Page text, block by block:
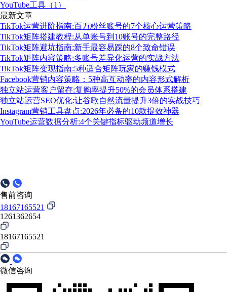
YouTube工具（1）
最新文章
TikTok运营进阶指南:百万粉丝账号的7个核心运营策略
TikTok矩阵搭建教程:从单账号到10账号的完整路径
TikTok矩阵避坑指南:新手最容易踩的8个致命错误
TikTok矩阵内容策略:多账号差异化运营的实战方法
TikTok矩阵变现指南:5种适合矩阵玩家的赚钱模式
Facebook营销内容策略：5种高互动率的内容形式解析
独立站运营客户留存:复购率提升50%的会员体系搭建
独立站运营SEO优化:让谷歌自然流量提升3倍的实战技巧
Instagram营销工具盘点:2026年必备的10款提效神器
YouTube运营数据分析:4个关键指标驱动频道增长
售前咨询
18167165521
1261362654
18167165521
微信咨询